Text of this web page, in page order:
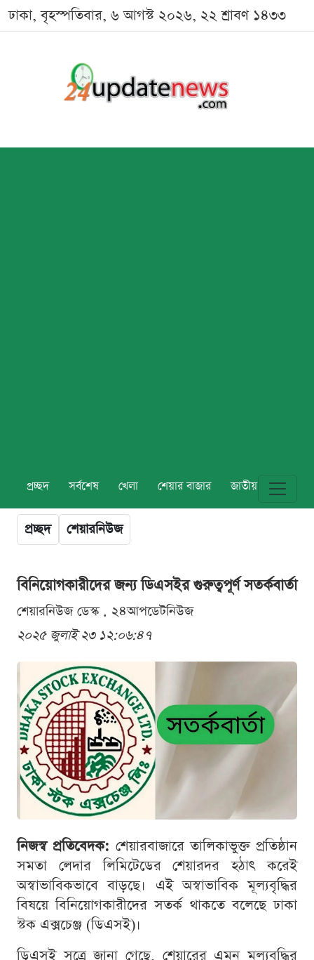
ঢাকা, বৃহস্পতিবার, ৬ আগস্ট ২০২৬, ২২ শ্রাবণ ১৪৩৩
প্রচ্ছদ সর্বশেষ খেলা শেয়ার বাজার জাতীয় বিশ্ব
প্রচ্ছদ শেয়ারনিউজ
বিনিয়োগকারীদের জন্য ডিএসইর গুরুত্বপূর্ণ সতর্কবার্তা
শেয়ারনিউজ ডেস্ক . ২৪আপডেটনিউজ
২০২৫ জুলাই ২৩ ১২:০৬:৪৭
নিজস্ব প্রতিবেদক: শেয়ারবাজারে তালিকাভুক্ত প্রতিষ্ঠান
সমতা লেদার লিমিটেডের শেয়ারদর হঠাৎ করেই
অস্বাভাবিকভাবে বাড়ছে। এই অস্বাভাবিক মূল্যবৃদ্ধির
বিষয়ে বিনিয়োগকারীদের সতর্ক থাকতে বলেছে ঢাকা
স্টক এক্সচেঞ্জ (ডিএসই)।